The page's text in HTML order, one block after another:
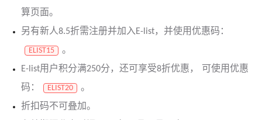
算页面。
另有新人8.5折需注册并加入E-list，并使用优惠码：
ELIST15
。
E-list用户积分满250分，还可享受8折优惠， 可使用优惠
码：
ELIST20
。
折扣码不可叠加。